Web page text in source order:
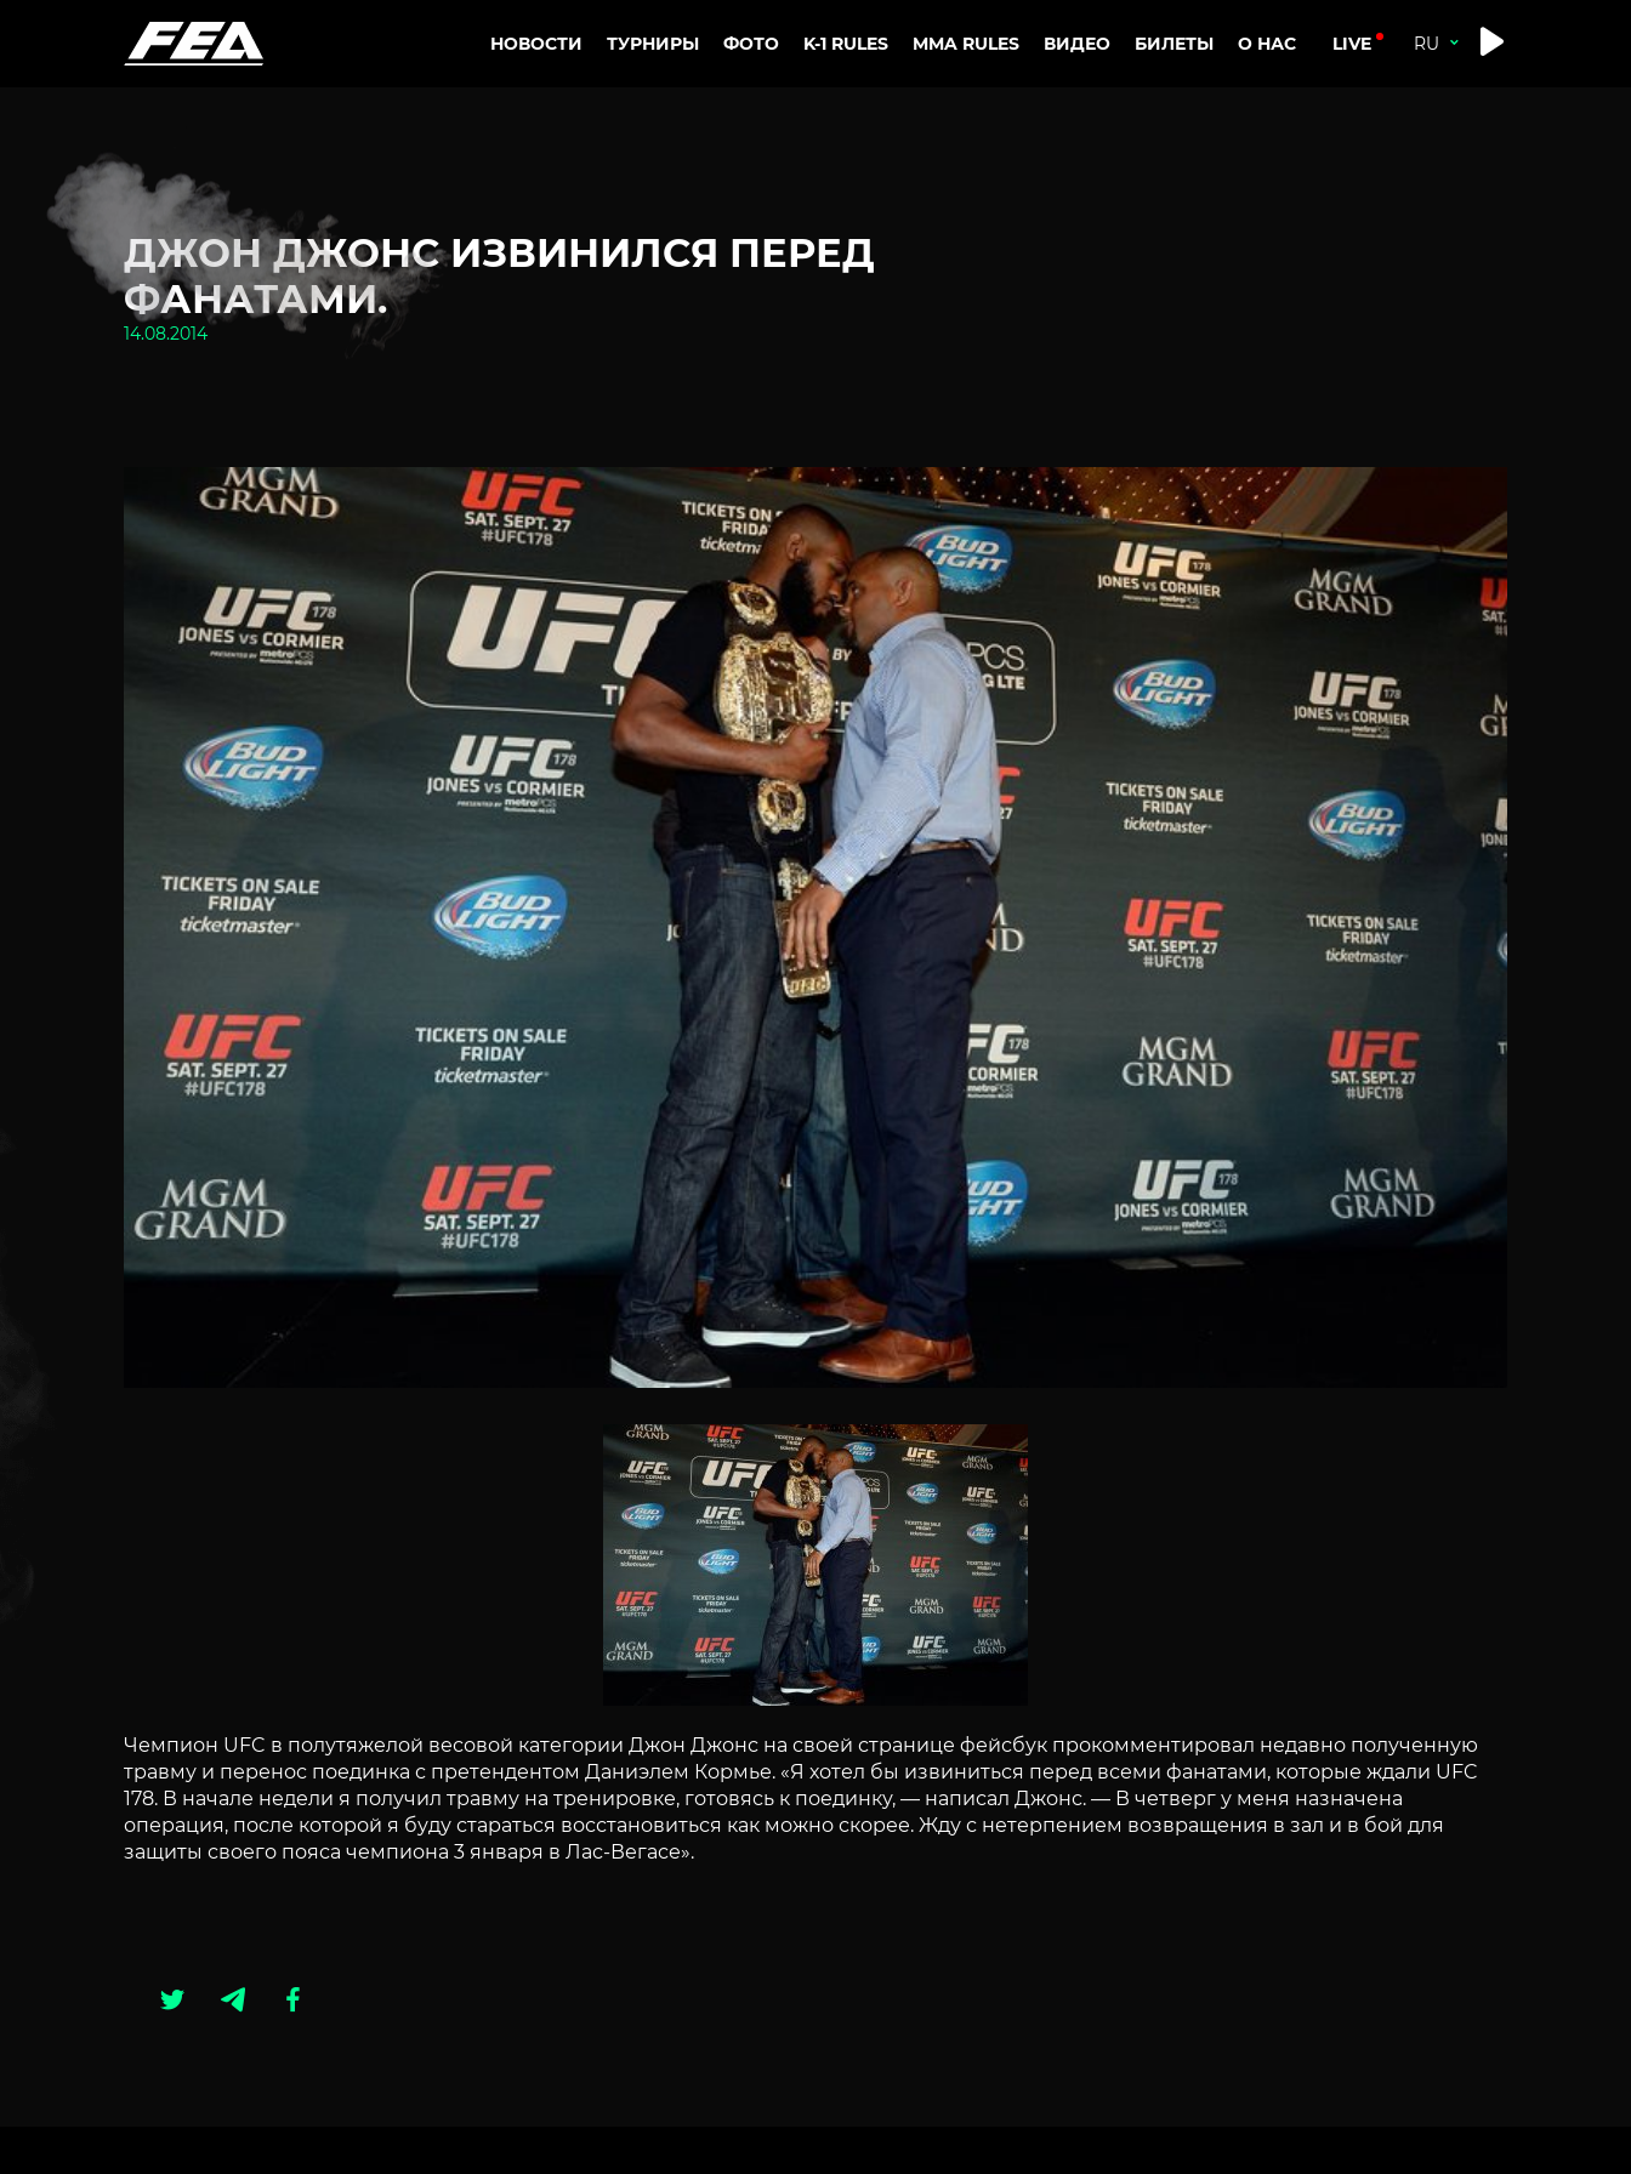
НОВОСТИ ТУРНИРЫ ФОТО K-1 RULES MMA RULES ВИДЕО БИЛЕТЫ О НАС LIVE
ДЖОН ДЖОНС ИЗВИНИЛСЯ ПЕРЕД
ФАНАТАМИ.
14.08.2014
Чемпион UFC в полутяжелой весовой категории Джон Джонс на своей странице фейсбук прокомментировал недавно полученную
травму и перенос поединка с претендентом Даниэлем Кормье. «Я хотел бы извиниться перед всеми фанатами, которые ждали UFC
178. В начале недели я получил травму на тренировке, готовясь к поединку, — написал Джонс. — В четверг у меня назначена
операция, после которой я буду стараться восстановиться как можно скорее. Жду с нетерпением возвращения в зал и в бой для
защиты своего пояса чемпиона 3 января в Лас-Вегасе».